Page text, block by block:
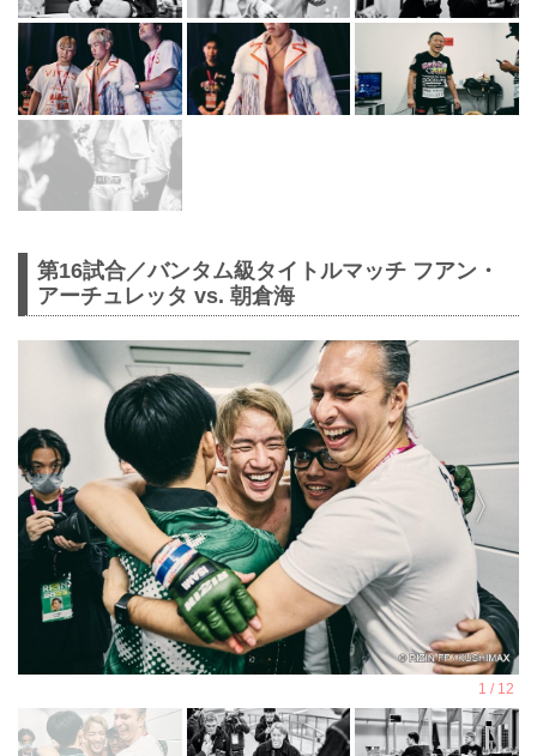
第16試合／バンタム級タイトルマッチ フアン・
アーチュレッタ vs. 朝倉海